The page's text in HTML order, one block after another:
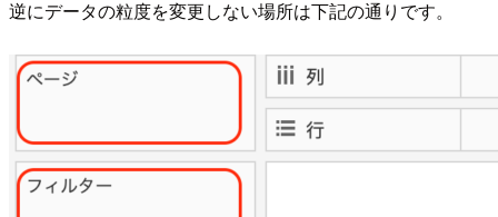
逆にデータの粒度を変更しない場所は下記の通りです。